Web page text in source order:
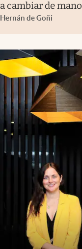
a cambiar de mano
Hernán de Goñi